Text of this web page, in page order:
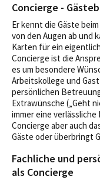
Concierge -
Er kennt die Gäste
von den Augen ab und
Karten für ein
Concierge ist die
es um besondere
Arbeitskollege und
persönlichen
Extrawünsche („Geht
immer eine
Concierge aber auch
Gäste oder überbringt
Fachliche und
als Concierge